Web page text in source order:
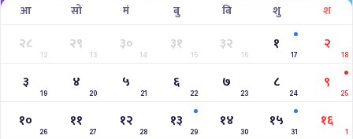
आ सो मं बु बि शु श
२८
12
२९
13
३०
14
३१
15
३२
16
१
17
२
18
३
19
४
20
५
21
६
22
७
23
८
24
९
25
१०
26
११
27
१२
28
१३
29
१४
30
१५
31
१६
1